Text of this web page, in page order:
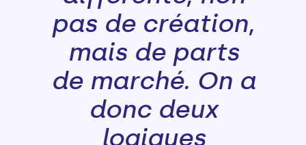
pas de création,
mais de parts
de marché. On a
donc deux
logiques